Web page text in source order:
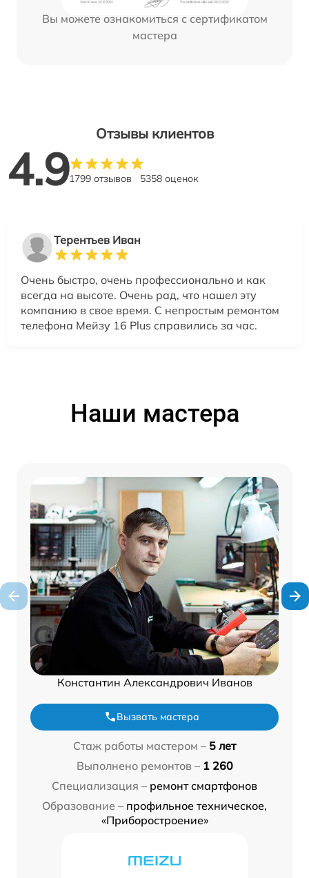
Вы можете ознакомиться с сертификатом
мастера
Отзывы клиентов
4.91799 отзывов 5358 оценок
Терентьев Иван
Очень быстро, очень профессионально и как
всегда на высоте. Очень рад, что нашел эту
компанию в свое время. С непростым ремонтом
телефона Мейзу 16 Plus справились за час.
Наши мастера
Константин Александрович Иванов
Вызвать мастера
Стаж работы мастером – 5 лет
Выполнено ремонтов – 1 260
Специализация – ремонт смартфонов
Образование – профильное техническое,
«Приборостроение»